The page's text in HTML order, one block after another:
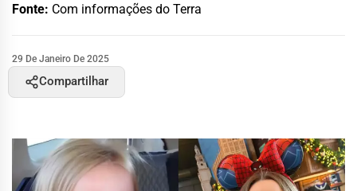
Fonte: Com informações do Terra
29 De Janeiro De 2025
Compartilhar